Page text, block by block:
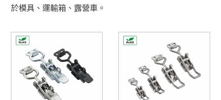
於模具、運輸箱、露營車。